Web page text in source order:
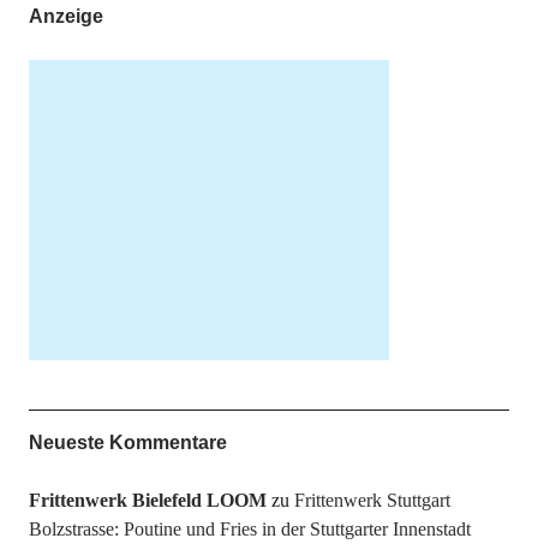
Anzeige
Neueste Kommentare
Frittenwerk Bielefeld LOOMzu Frittenwerk Stuttgart
Bolzstrasse: Poutine und Fries in der Stuttgarter Innenstadt